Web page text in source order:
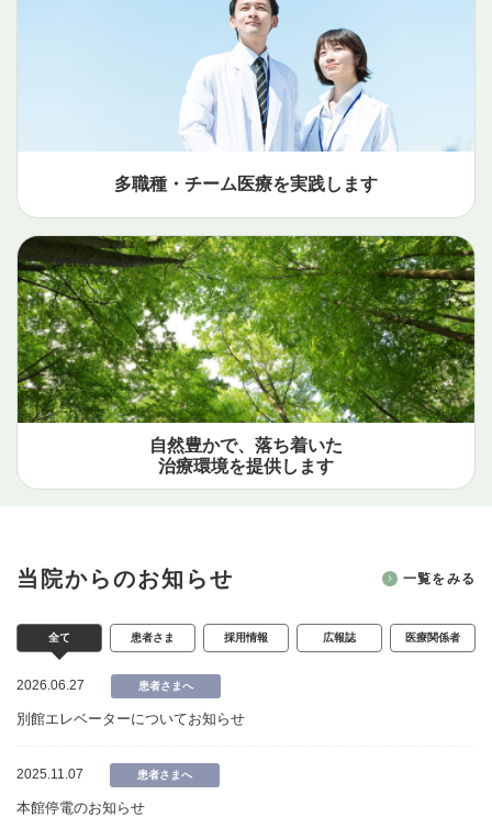
多職種・チーム医療を実践します
自然豊かで、落ち着いた
治療環境を提供します
ー Nature rich
当院からのお知らせ 一覧をみる
全て 患者さま 採用情報 広報誌 医療関係者
2026.06.27 患者さまへ
別館エレベーターについてお知らせ
2025.11.07 患者さまへ
本館停電のお知らせ